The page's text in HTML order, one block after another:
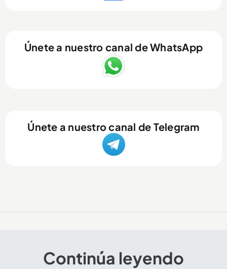
Únete a nuestro canal de WhatsApp
Únete a nuestro canal de Telegram
Continúa leyendo
encuentran en el Palacio Nacional de Medellín